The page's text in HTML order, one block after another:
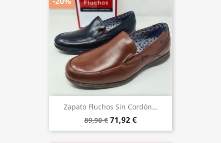
Zapato Fluchos Sin Cordón...
89,90 € 71,92 €